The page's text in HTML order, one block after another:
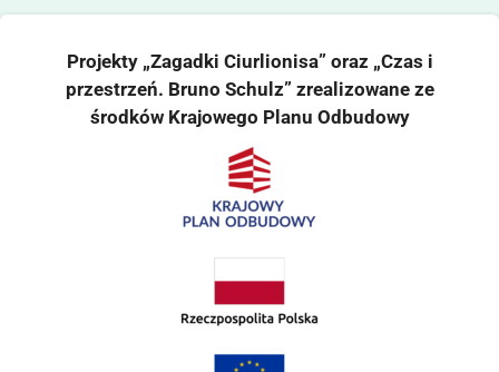
Projekty „Zagadki Ciurlionisa” oraz „Czas i
przestrzeń. Bruno Schulz” zrealizowane ze
środków Krajowego Planu Odbudowy